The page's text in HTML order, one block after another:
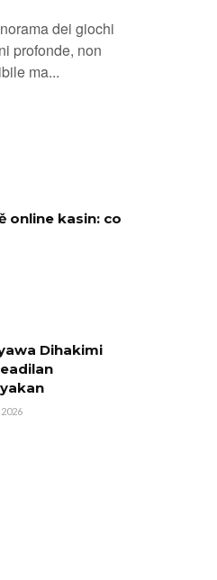
dei giochi
profonde, non
ma...
online kasin: co
Dihakimi